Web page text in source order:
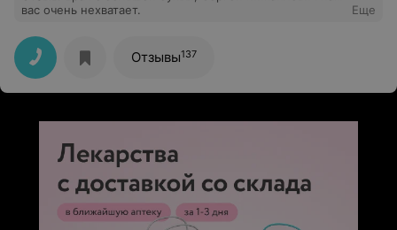
вас очень нехватает.
Еще
Отзывы137